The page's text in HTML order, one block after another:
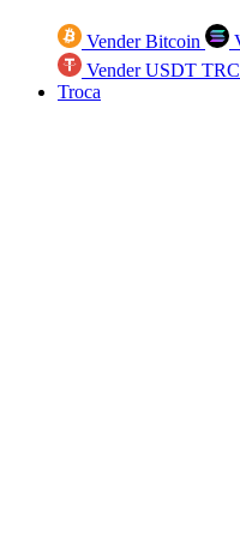
Vender Bitcoin
Vender USDT
Troca